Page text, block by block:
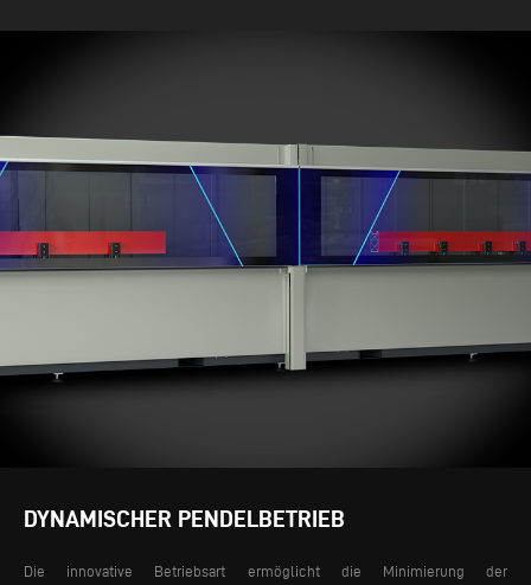
DYNAMISCHER PENDELBETRIEB
Die innovative Betriebsart ermöglicht die Minimierung der